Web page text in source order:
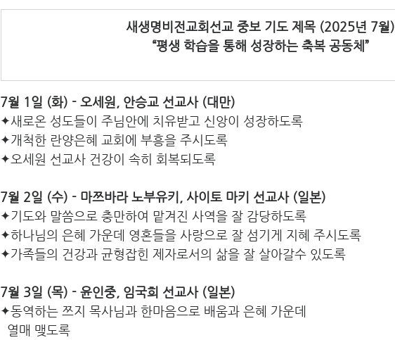
새생명비전교회선교 중보 기도 제목 (2025년 7월)
“평생 학습을 통해 성장하는 축복 공동체”
7월 1일 (화) - 오세원, 안승교 선교사 (대만)
✦새로온 성도들이 주님안에 치유받고 신앙이 성장하도록
✦개척한 란양은혜 교회에 부흥을 주시도록
✦오세원 선교사 건강이 속히 회복되도록
7월 2일 (수) - 마쯔바라 노부유키, 사이토 마키 선교사 (일본)
✦기도와 말씀으로 충만하여 맡겨진 사역을 잘 감당하도록
✦하나님의 은혜 가운데 영혼들을 사랑으로 잘 섬기게 지혜 주시도록
✦가족들의 건강과 균형잡힌 제자로서의 삶을 잘 살아갈수 있도록
7월 3일 (목) - 윤인중, 임국희 선교사 (일본)
✦동역하는 쯔지 목사님과 한마음으로 배움과 은혜 가운데
열매 맺도록